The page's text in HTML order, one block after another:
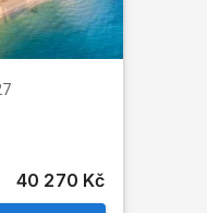
40 270 Kč